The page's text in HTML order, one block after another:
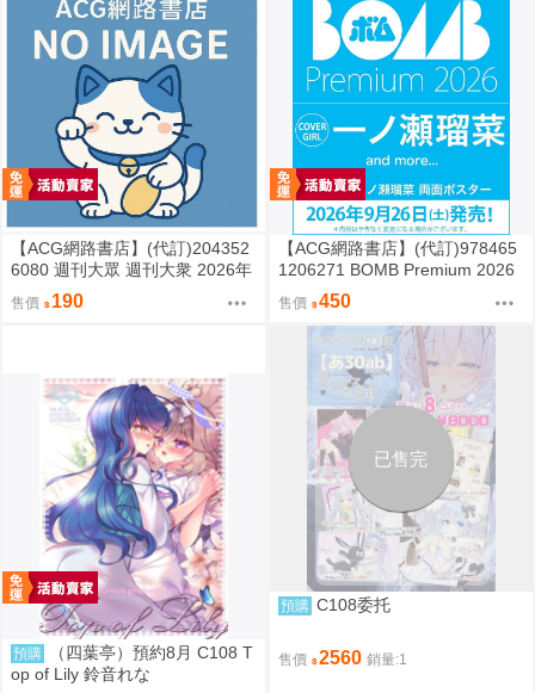
【ACG網路書店】(代訂)204352
6080 週刊大眾 週刊大衆 2026年
8月31日號 附:海報
售價 190
【ACG網路書店】(代訂)978465
1206271 BOMB Premium 2026
封面:一ノ瀬瑠菜 附:雙面海報
售價 450
預購
（四葉亭）預約8月 C108 T
op of Lily 鈴音れな
已售完
預購 C108委托
售價 2560 銷量:1